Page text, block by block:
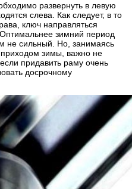
развернуть в левую
слева. Как следует, в то
ключ направляться
зимний период
не сильный. Но, занимаясь
зимы, важно не
придавить раму очень
досрочному